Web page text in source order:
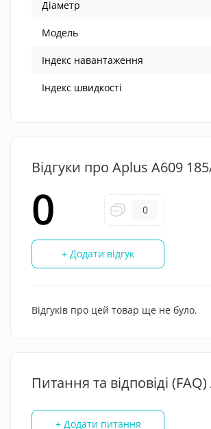
Діаметр
Модель
Індекс навантаження
Індекс швидкості
Відгуки про Aplus A609
0 0
+ Додати відгук
Відгуків про цей товар ще не було.
Питання та відповіді
+ Додати питання